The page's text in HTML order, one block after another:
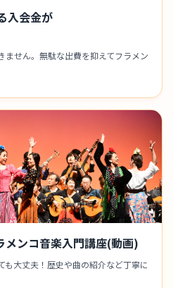
入会金が
ません。無駄な出費を抑えてフラメン
メンコ音楽入門講座(動画)
も大丈夫！歴史や曲の紹介など丁寧に